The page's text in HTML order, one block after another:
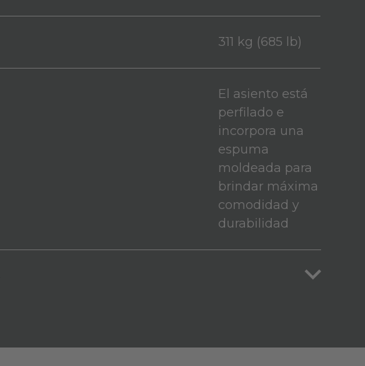
311 kg (685 lb)
El asiento está
perfilado e
incorpora una
espuma
moldeada para
brindar máxima
comodidad y
durabilidad